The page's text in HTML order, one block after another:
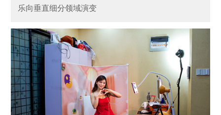
乐向垂直细分领域演变